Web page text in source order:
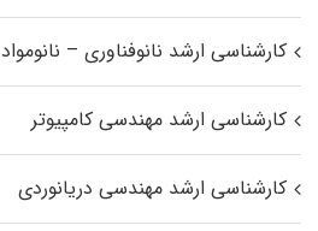
کارشناسی ارشد نانوفناوری – نانومواد
کارشناسی ارشد مهندسی کامپیوتر
کارشناسی ارشد مهندسی دریانوردی